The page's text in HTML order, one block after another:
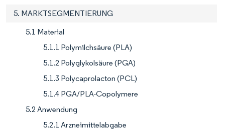
5. MARKTSEGMENTIERUNG
5.1 Material
5.1.1 Polymilchsäure (PLA)
5.1.2 Polyglykolsäure (PGA)
5.1.3 Polycaprolacton (PCL)
5.1.4 PGA/PLA-Copolymere
5.2 Anwendung
5.2.1 Arzneimittelabgabe